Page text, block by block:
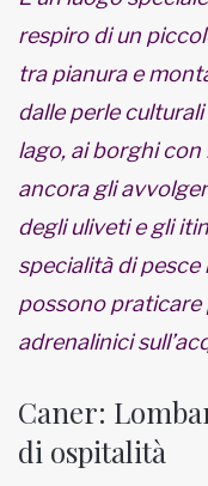
respiro di un
tra pianura e
dalle perle
lago, ai borghi
ancora gli
degli uliveti e gli
specialità di
possono
adrenalinici
Caner:
di ospitalità